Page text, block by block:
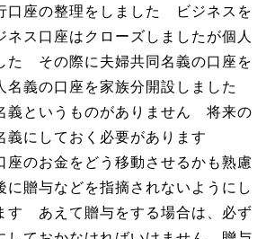
口座の整理をしました ビジネスを
ネス口座はクローズしましたが個人
た その際に夫婦共同名義の口座を
名義の口座を家族分開設しました
義というものがありません 将来の
義にしておく必要があります
座のお金をどう移動させるかも熟慮
贈与などを指摘されないようにし
す あえて贈与をする場合は、必ず